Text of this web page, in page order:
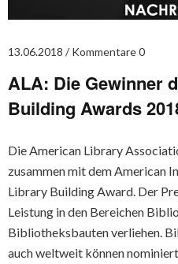
13.06.2018 Kommentare 0
ALA: Die Gewinner
Building Awards
Die American Library
zusammen mit dem American
Library Building Award. Der
Leistung in den Bereichen
Bibliotheksbauten verliehen.
auch weltweit können